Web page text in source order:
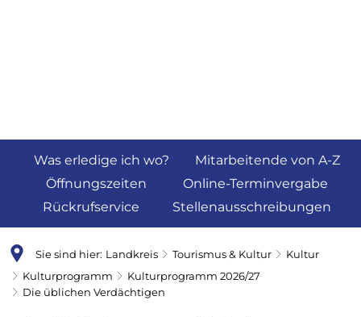
Was erledige ich wo?
Mitarbeitende von A-Z
Öffnungszeiten
Online-Terminvergabe
Rückrufservice
Stellenausschreibungen
Sie sind hier: Landkreis Tourismus & Kultur
Kultur
Kulturprogramm
Kulturprogramm 2026/27
Die üblichen Verdächtigen